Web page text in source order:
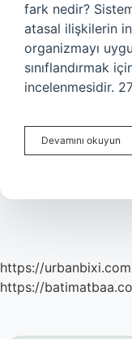
fark nedir?
atasal ilişkilerin
organizmayı
sınıflandırmak
incelenmesidir.
Devamını okuyun
https://urbanbixi.com
https://